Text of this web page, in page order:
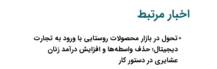
اخبار مرتبط
تحول در بازار محصولات روستایی با ورود به تجارت
دیجیتال؛ حذف واسطه‌ها و افزایش درآمد زنان
عشایری در دستور کار